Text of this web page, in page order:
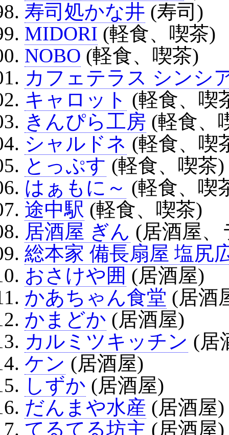
寿司処かな井 (寿司)
MIDORI (軽食、喫茶)
NOBO (軽食、喫茶)
カフェテラス シンシ
キャロット (軽食、喫
きんぴら工房 (軽食、
シャルドネ (軽食、喫
とっぷす (軽食、喫茶)
はぁもに～ (軽食、喫
途中駅 (軽食、喫茶)
居酒屋 ぎん (居酒屋、
総本家 備長扇屋 塩尻
おさけや囲 (居酒屋)
かあちゃん食堂 (居酒
かまどか (居酒屋)
カルミツキッチン (居
ケン (居酒屋)
しずか (居酒屋)
だんまや水産 (居酒屋)
てるてる坊主 (居酒屋)